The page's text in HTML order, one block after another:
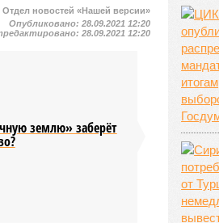
Отдел новостей «Нашей версии»
Опубликовано:28.09.2021 12:20
28.09.2021 12:20
землю» заберёт
11:43